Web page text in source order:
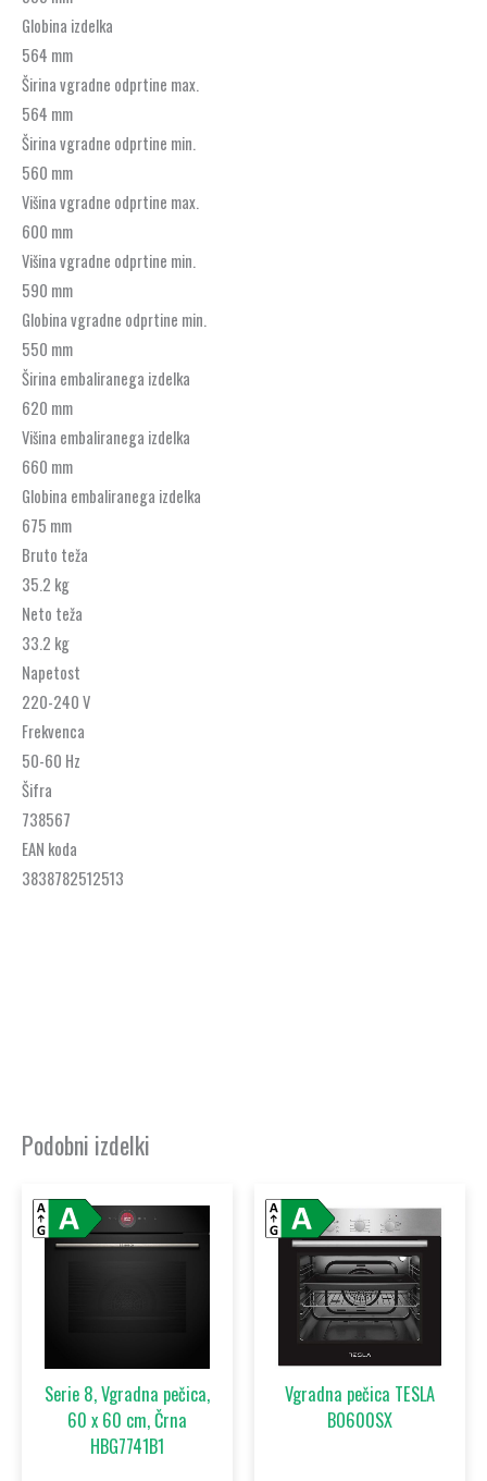
Globina izdelka
564 mm
Širina vgradne odprtine max.
564 mm
Širina vgradne odprtine min.
560 mm
Višina vgradne odprtine max.
600 mm
Višina vgradne odprtine min.
590 mm
Globina vgradne odprtine min.
550 mm
Širina embaliranega izdelka
620 mm
Višina embaliranega izdelka
660 mm
Globina embaliranega izdelka
675 mm
Bruto teža
35.2 kg
Neto teža
33.2 kg
Napetost
220-240 V
Frekvenca
50-60 Hz
Šifra
738567
EAN koda
3838782512513
Podobni izdelki
Serie 8, Vgradna pečica,
60 x 60 cm, Črna
HBG7741B1
Vgradna pečica TESLA
BO600SX
cena
je
bila:
228,99 €.
je: